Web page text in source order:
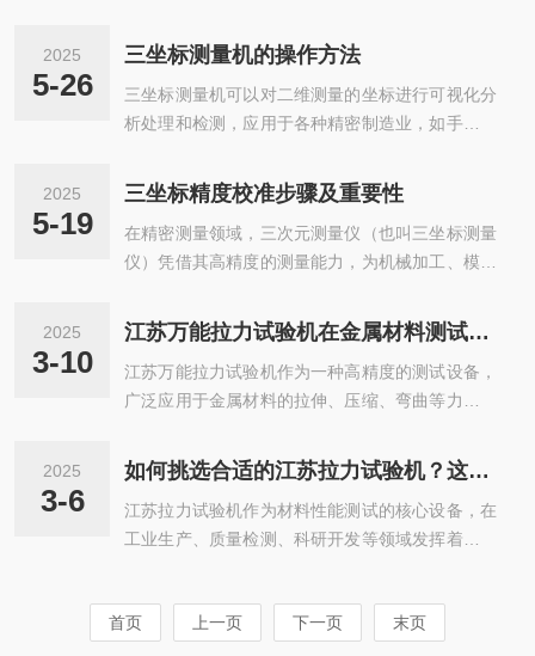
可快速创建自动特征。3、支持多种格式CAD文
式的通用CAD文件。提供测...
量。B,三坐标内部的轴承选用要求必须进一步提高,
主要是其工作的特性使得发生磨损的几率较大,为了
保证正常的使用必须进行定期的检查工作。C,因其
对加工精度的要求较高,所以内部的清洁工作也是我
标的效果,我们需要经常性的添加润滑油产品以保证
使用寿命、精度起...
2025
5-26
三坐标测量机的操作方法
三坐标测量机可以对二维测量的坐标进行可视化分
析处理和检测，应用于各种精密制造业，如手机组
表、钟表、PCB、LCD等行业。可测量的材料包括
金属、塑胶、橡胶、玻璃、PCB、陶瓷等。三坐标
测量机的测量方法主要有机械式、光学式和激光式
三种。其中，机械式测量方法为常见，是通过机械
测量的。光学式测量方法主要是利用光学传感器对
和处理。激光式测量方法是利用激光束与...
2025
5-19
三坐标精度校准步骤及重要性
在精密测量领域，三次元测量仪（也叫三坐标测量
仪）凭借其高精度的测量能力，为机械加工、模具
误差分析等提供了可靠的数据支持。而确保三次元
测量仪始终保持精准的测量精度，精度校准工作就
显得尤为关键，下面来详细介绍一下校准的主要步
骤。一、校准前的准备工作环境把控三次元测量仪
且稳定的室内环境中，一般温度控制在20℃±2℃左
因温湿度变化导致仪器部...
2025
3-10
江苏万能拉力试验机在金属材料测试中的应用
江苏万能拉力试验机作为一种高精度的测试设备，
广泛应用于金属材料的拉伸、压缩、弯曲等力学性
料测试中的应用及其重要性。一、万能拉力试验机
的基本原理主要通过施加拉力或压力来测试材料的
力学性能。其基本原理是利用电机驱动的传动系
统，将预设的力逐渐施加到试样上，并通过传感器
有高精度的测量仪器，可以记录应力-应变曲线，
从而分析材料的力学特性。二、金属材料的力学性
2025
3-6
如何挑选合适的江苏拉力试验机？这几点要知道
江苏拉力试验机作为材料性能测试的核心设备，在
工业生产、质量检测、科研开发等领域发挥着不可
题。本文将从实际需求出发，为您详细解析挑选江
首页 上一页 下一页 末页